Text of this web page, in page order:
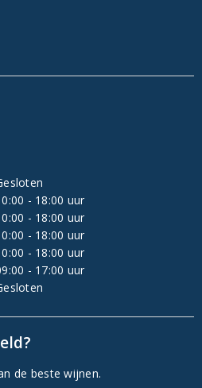
- 18:00 uur
- 18:00 uur
- 18:00 uur
- 18:00 uur
- 17:00 uur
de beste wijnen.